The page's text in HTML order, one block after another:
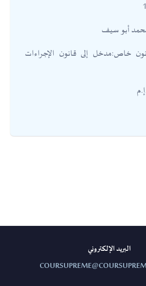
أبو سيف
خاص:مدخل إلى قانون الإجراءات
البريد الإلكتروني